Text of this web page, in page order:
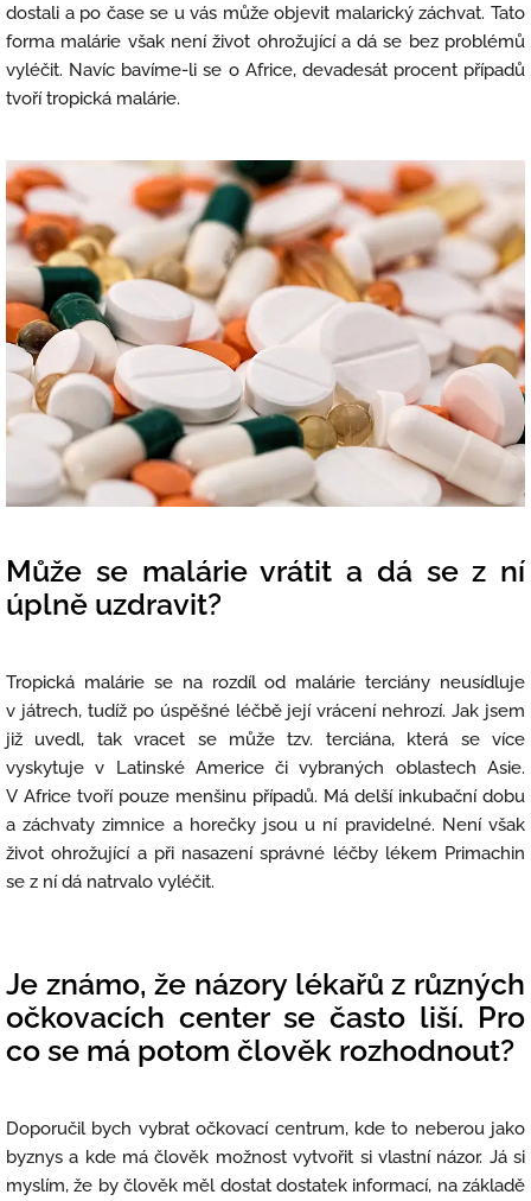
dostali a po čase se u vás může objevit malarický záchvat. Tato
forma malárie však není život ohrožující a dá se bez problémů
vyléčit. Navíc bavíme-li se o Africe, devadesát procent případů
tvoří tropická malárie.
Může se malárie vrátit a dá se z ní
úplně uzdravit?
Tropická malárie se na rozdíl od malárie terciány neusídluje
v játrech, tudíž po úspěšné léčbě její vrácení nehrozí. Jak jsem
již uvedl, tak vracet se může tzv. terciána, která se více
vyskytuje v Latinské Americe či vybraných oblastech Asie.
V Africe tvoří pouze menšinu případů. Má delší inkubační dobu
a záchvaty zimnice a horečky jsou u ní pravidelné. Není však
život ohrožující a při nasazení správné léčby lékem Primachin
se z ní dá natrvalo vyléčit.
Je známo, že názory lékařů z různých
očkovacích center se často liší. Pro
co se má potom člověk rozhodnout?
Doporučil bych vybrat očkovací centrum, kde to neberou jako
byznys a kde má člověk možnost vytvořit si vlastní názor. Já si
myslím, že by člověk měl dostat dostatek informací, na základě